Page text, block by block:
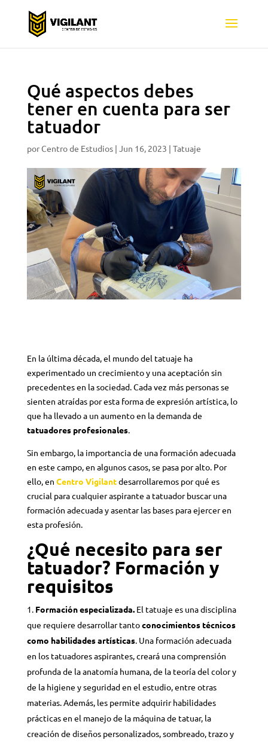
Qué aspectos debes
tener en cuenta para ser
tatuador
porCentro de Estudios| Jun 16, 2023 | Tatuaje
En la última década, el mundo del tatuaje ha
experimentado un crecimiento y una aceptación sin
precedentes en la sociedad. Cada vez más personas se
sienten atraídas por esta forma de expresión artística, lo
que ha llevado a un aumento en la demanda de
tatuadores profesionales.
Sin embargo, la importancia de una formación adecuada
en este campo, en algunos casos, se pasa por alto. Por
ello, en Centro Vigilantdesarrollaremos por qué es
crucial para cualquier aspirante a tatuador buscar una
formación adecuada y asentar las bases para ejercer en
esta profesión.
¿Qué necesito para ser
tatuador? Formación y
requisitos
Formación especializada.El tatuaje es una disciplina
que requiere desarrollar tantoconocimientos técnicos
como habilidades artísticas. Una formación adecuada
en los tatuadores aspirantes, creará una comprensión
profunda de la anatomía humana, de la teoría del color y
de la higiene y seguridad en el estudio, entre otras
materias.Además, les permite adquirir habilidades
prácticas en el manejo de la máquina de tatuar, la
creación de diseños personalizados, sombreado, trazo y